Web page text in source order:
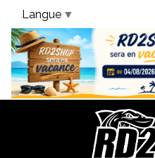
Langue ▼